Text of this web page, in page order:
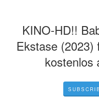
KINO-HD!!
Ekstase (2023)
kostenlos